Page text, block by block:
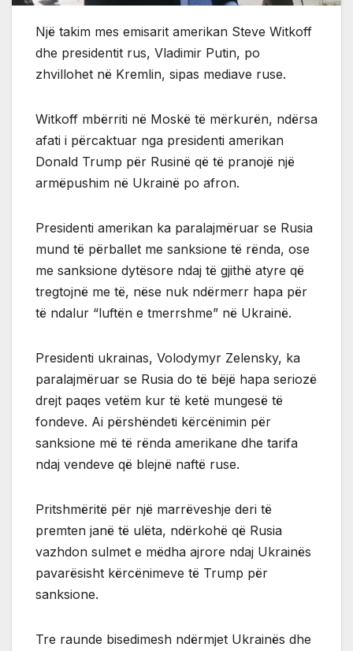
Një takim mes emisarit amerikan Steve Witkoff
dhe presidentit rus, Vladimir Putin, po
zhvillohet në Kremlin, sipas mediave ruse.
Witkoff mbërriti në Moskë të mërkurën, ndërsa
afati i përcaktuar nga presidenti amerikan
Donald Trump për Rusinë që të pranojë një
armëpushim në Ukrainë po afron.
Presidenti amerikan ka paralajmëruar se Rusia
mund të përballet me sanksione të rënda, ose
me sanksione dytësore ndaj të gjithë atyre që
tregtojnë me të, nëse nuk ndërmerr hapa për
të ndalur “luftën e tmerrshme” në Ukrainë.
Presidenti ukrainas, Volodymyr Zelensky, ka
paralajmëruar se Rusia do të bëjë hapa seriozë
drejt paqes vetëm kur të ketë mungesë të
fondeve. Ai përshëndeti kërcënimin për
sanksione më të rënda amerikane dhe tarifa
ndaj vendeve që blejnë naftë ruse.
Pritshmëritë për një marrëveshje deri të
premten janë të ulëta, ndërkohë që Rusia
vazhdon sulmet e mëdha ajrore ndaj Ukrainës
pavarësisht kërcënimeve të Trump për
sanksione.
Tre raunde bisedimesh ndërmjet Ukrainës dhe